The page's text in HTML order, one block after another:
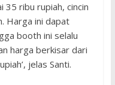
35 ribu rupiah, cincin
Harga ini dapat
booth ini selalu
harga berkisar dari
jelas Santi.